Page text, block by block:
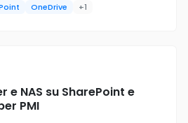
OneDrive +1
e NAS su SharePoint e
PMI